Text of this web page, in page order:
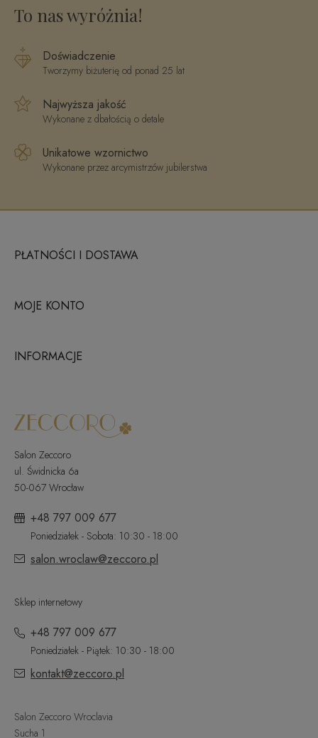
To nas wyróżnia!
Doświadczenie
Tworzymy biżuterię od ponad 25 lat
Najwyższa jakość
Wykonane z dbałością o detale
Unikatowe wzornictwo
Wykonane przez arcymistrzów jubilerstwa
PŁATNOŚCI I DOSTAWA
MOJE KONTO
INFORMACJE
Salon Zeccoro
ul. Świdnicka 6a
50-067 Wrocław
+48 797 009 677
Poniedziałek - Sobota: 10:30 - 18:00
salon.wroclaw@zeccoro.pl
Sklep internetowy
+48 797 009 677
Poniedziałek - Piątek: 10:30 - 18:00
kontakt@zeccoro.pl
Salon Zeccoro Wroclavia
Sucha 1